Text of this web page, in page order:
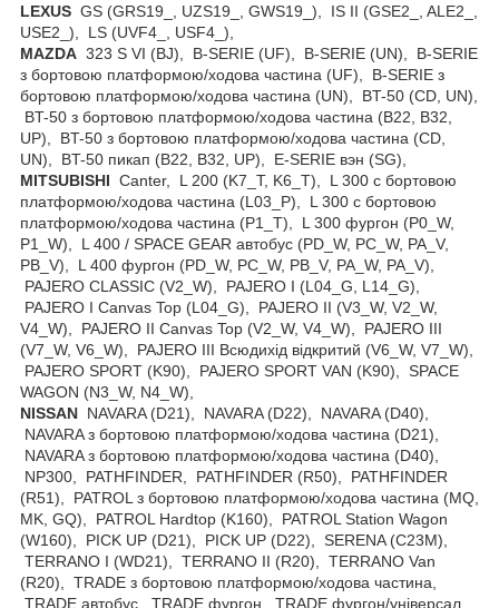
LEXUS GS (GRS19_, UZS19_, GWS19_), IS II (GSE2_, ALE2_,
USE2_), LS (UVF4_, USF4_),
MAZDA 323 S VI (BJ), B-SERIE (UF), B-SERIE (UN), B-SERIE
з бортовою платформою/ходова частина (UF), B-SERIE з
бортовою платформою/ходова частина (UN), BT-50 (CD, UN),
BT-50 з бортовою платформою/ходова частина (B22, B32,
UP), BT-50 з бортовою платформою/ходова частина (CD,
UN), BT-50 пикап (B22, B32, UP), E-SERIE вэн (SG),
MITSUBISHI Canter, L 200 (K7_T, K6_T), L 300 c бортовою
платформою/ходова частина (L03_P), L 300 c бортовою
платформою/ходова частина (P1_T), L 300 фургон (P0_W,
P1_W), L 400 / SPACE GEAR автобус (PD_W, PC_W, PA_V,
PB_V), L 400 фургон (PD_W, PC_W, PB_V, PA_W, PA_V),
PAJERO CLASSIC (V2_W), PAJERO I (L04_G, L14_G),
PAJERO I Canvas Top (L04_G), PAJERO II (V3_W, V2_W,
V4_W), PAJERO II Canvas Top (V2_W, V4_W), PAJERO III
(V7_W, V6_W), PAJERO III Всюдихід відкритий (V6_W, V7_W),
PAJERO SPORT (K90), PAJERO SPORT VAN (K90), SPACE
WAGON (N3_W, N4_W),
NISSAN NAVARA (D21), NAVARA (D22), NAVARA (D40),
NAVARA з бортовою платформою/ходова частина (D21),
NAVARA з бортовою платформою/ходова частина (D40),
NP300, PATHFINDER, PATHFINDER (R50), PATHFINDER
(R51), PATROL з бортовою платформою/ходова частина (MQ,
MK, GQ), PATROL Hardtop (K160), PATROL Station Wagon
(W160), PICK UP (D21), PICK UP (D22), SERENA (C23M),
TERRANO I (WD21), TERRANO II (R20), TERRANO Van
(R20), TRADE з бортовою платформою/ходова частина,
TRADE автобус, TRADE фургон, TRADE фургон/універсал,